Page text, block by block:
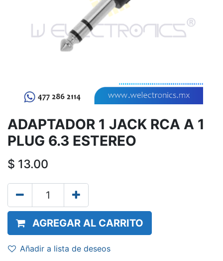
ADAPTADOR 1 JACK RCA A 1
PLUG 6.3 ESTEREO
$ 13.00
AGREGAR AL CARRITO
Añadir a lista de deseos